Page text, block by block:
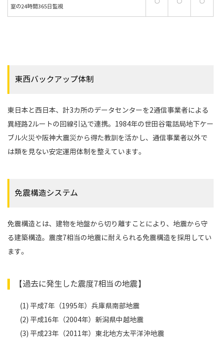
室の24時間365日監視
東西バックアップ体制
東日本と西日本、計3カ所のデータセンターを2通信事業者による
異経路2ルートの回線引込で連携。1984年の世田谷電話局地下ケー
ブル火災や阪神大震災から得た教訓を活かし、通信事業者以外で
は類を見ない安定運用体制を整えています。
免震構造システム
免震構造とは、建物を地盤から切り離すことにより、地震から守
る建築構造。震度7相当の地震に耐えられる免震構造を採用してい
ます。
【過去に発生した震度7相当の地震】
(1) 平成7年（1995年）兵庫県南部地震
(2) 平成16年（2004年）新潟県中越地震
(3) 平成23年（2011年）東北地方太平洋沖地震